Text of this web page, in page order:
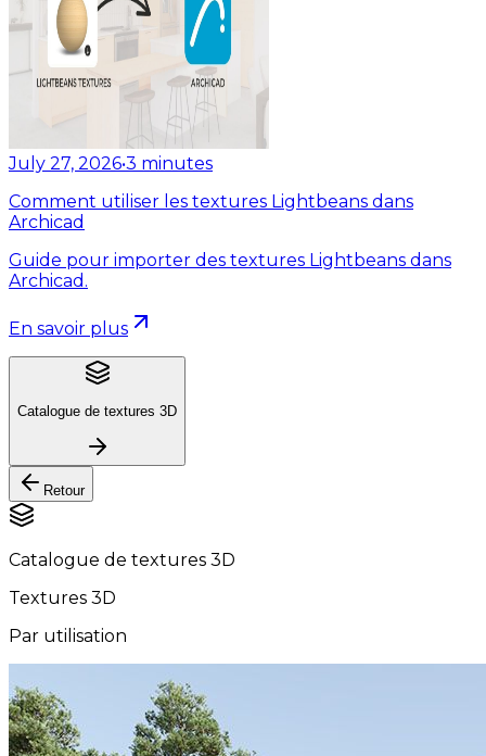
July 27, 2026•3 minutes
Comment utiliser les textures Lightbeans dans
Archicad
Guide pour importer des textures Lightbeans dans
Archicad.
En savoir plus
Catalogue de textures 3D
Retour
Catalogue de textures 3D
Textures 3D
Par utilisation